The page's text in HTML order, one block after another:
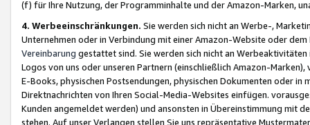
(f) für Ihre Nutzung, der Programminhalte und der Amazon-Marken,
4. Werbeeinschränkungen. Sie werden sich nicht an Werbe-,
Unternehmen oder in Verbindung mit einer Amazon-Website oder
Vereinbarung gestattet sind. Sie werden sich nicht an
Logos von uns oder unseren Partnern (einschließlich Amazon-
E-Books, physischen Postsendungen, physischen Dokumenten oder in
Direktnachrichten von Ihren Social-Media-Websites einfügen.
Kunden angemeldet werden) und ansonsten in Übereinstimmung mit
stehen. Auf unser Verlangen stellen Sie uns repräsentative